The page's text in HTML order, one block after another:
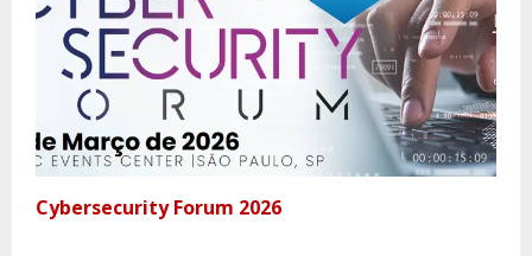
Cybersecurity Forum 2026